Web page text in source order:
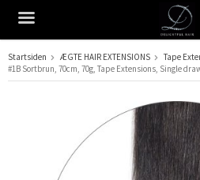
Produktet er blevet tilføjet til
Startsiden ÆGTE HAIR EXTENSIONS Tape
#1B Sortbrun, 70cm, 70g, Tape Extensions, Single